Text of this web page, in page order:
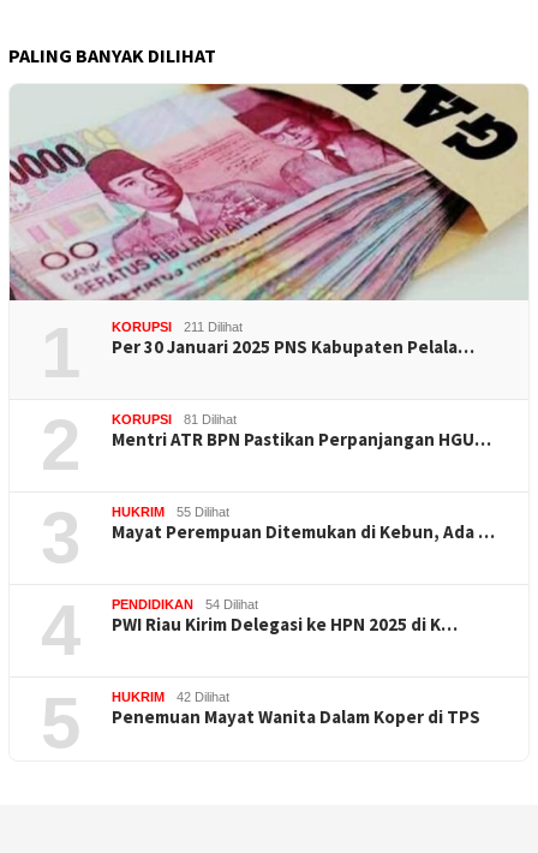
PALING BANYAK DILIHAT
1 KORUPSI 211 Dilihat
Per 30 Januari 2025 PNS Kabupaten Pelala…
2 KORUPSI 81 Dilihat
Mentri ATR BPN Pastikan Perpanjangan HGU…
3 HUKRIM 55 Dilihat
Mayat Perempuan Ditemukan di Kebun, Ada …
4 PENDIDIKAN 54 Dilihat
PWI Riau Kirim Delegasi ke HPN 2025 di K…
5 HUKRIM 42 Dilihat
Penemuan Mayat Wanita Dalam Koper di TPS